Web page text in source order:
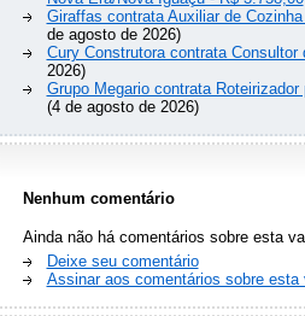
Giraffas contrata Auxiliar de
de agosto de 2026)
Cury Construtora contrata Consultor
2026)
Grupo Megario contrata
(4 de agosto de 2026)
Nenhum comentário
Ainda não há comentários sobre esta
Deixe seu comentário
Assinar aos comentários sobre esta